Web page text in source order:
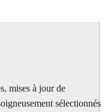
mises à jour de
sélectionnés